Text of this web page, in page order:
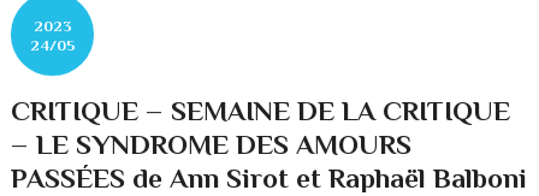
2023
24/05
CRITIQUE – SEMAINE DE LA CRITIQUE
– LE SYNDROME DES AMOURS
PASSÉES de Ann Sirot et Raphaël Balboni